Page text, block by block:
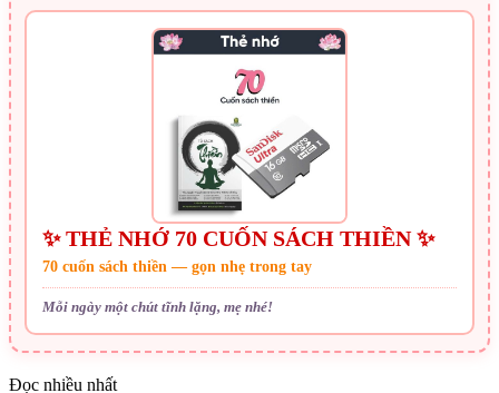
✨ THẺ NHỚ 70 CUỐN SÁCH THIỀN ✨
70 cuốn sách thiền — gọn nhẹ trong tay
Mỗi ngày một chút tĩnh lặng, mẹ nhé!
Đọc nhiều nhất